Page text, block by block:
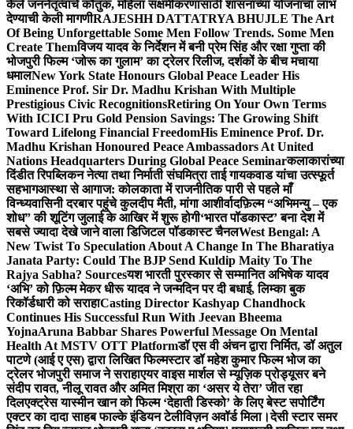
केले जननेतृत्वाचे कौतुक, महिला सक्षमीकरणासाठी शासनाच्या योजनांचा लाभ
देण्याची केली मागणीRAJESHH DATTATRYA BHUJLE The Art
Of Being Unforgettable Some Men Follow Trends. Some Men
Create Themविजय यादव के निर्देशन में बनी प्रेम सिंह और रक्षा गुप्ता की
भोजपुरी फिल्म ‘जोरू का गुलाम’ का ट्रेलर रिलीज, दर्शकों के बीच मचाया
धमालNew York State Honours Global Peace Leader His
Eminence Prof. Sir Dr. Madhu Krishan With Multiple
Prestigious Civic RecognitionsRetiring On Your Own Terms
With ICICI Pru Gold Pension Savings: The Growing Shift
Toward Lifelong Financial FreedomHis Eminence Prof. Dr.
Madhu Krishan Honoured Peace Ambassadors At United
Nations Headquarters During Global Peace Seminarकलाकारांच्या
दिंडीत रिपब्लिकन नेत्या तथा निर्माती संघमित्रा ताई गायकवाड यांचा उत्स्फूर्त
सहभागआस्था से आगाज: कोलकाता में राजनीतिक पारी से पहले माँ
विन्ध्यवासिनी दरबार पहुंचे कुलदीप मैती, मांगा आशीर्वादफ़िल्म “अभिमन्यु – एक
शोध” की शूटिंग जुलाई के आखिर में शुरू होगी‘भारत पॉडकास्ट’ बना देश में
सबसे ज्यादा देखे जाने वाला डिजिटल पॉडकास्ट चैनलWest Bengal: A
New Twist To Speculation About A Change In The Bharatiya
Janata Party: Could The BJP Send Kuldip Maity To The
Rajya Sabha? Sourcesयश भारती पुरस्कार से सम्मानित अभिषेक यादव
‘अभि’ को फ़िल्म मेकर धीरू यादव ने जन्मदिन पर दी बधाई, लिम्का बुक
रिकॉर्डधारी को सराहाCasting Director Kashyap Chandhock
Continues His Successful Run With Jeevan Bheema
YojnaAruna Babbar Shares Powerful Message On Mental
Health At MSTV OTT Platformडॉ एस वी अंचन द्वारा निर्मित, डॉ अतुल
पाटणे (आई ए एस) द्वारा लिखित फिल्मस्टार डॉ महेश कुमार फिल्म भोज का
ट्रेलर भोजपुरी समाज ने सराहाएयर वाइस मार्शल से म्यूज़िक प्रोड्यूसर बने
संदीप रावत, नीलू रावत और अमित मिश्रा का ‘असर ये तेरा’ जीत रहा
दिलएक्ट्रेस यास्मीन खान को फिल्म ‘देहाती डिस्को’ के लिए बेस्ट सपोर्टिंग
एक्टर का दादा साहब फाल्के इंडियन टेलीविज़न अवॉर्ड मिला।देसी स्टार समर